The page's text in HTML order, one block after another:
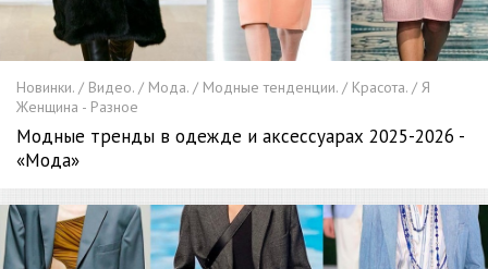
Новинки. / Видео. / Мода. / Модные тенденции. / Красота. / Я
Женщина - Разное
Модные тренды в одежде и аксессуарах 2025-2026 -
«Мода»